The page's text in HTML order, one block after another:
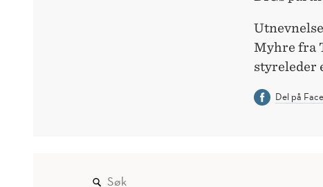
Myhre fra
styreleder
Del på